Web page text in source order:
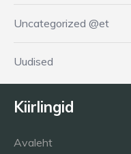
Uncategorized @et
Uudised
Kiirlingid
Avaleht